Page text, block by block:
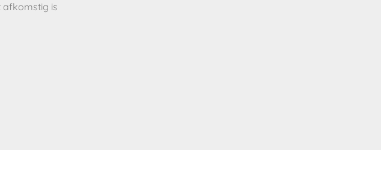
afkomstig is